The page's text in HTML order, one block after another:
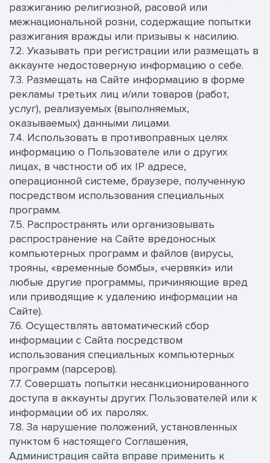
разжиганию религиозной, расовой или
межнациональной розни, содержащие попытки
разжигания вражды или призывы к насилию.
7.2. Указывать при регистрации или размещать в
аккаунте недостоверную информацию о себе.
7.3. Размещать на Сайте информацию в форме
рекламы третьих лиц и/или товаров (работ,
услуг), реализуемых (выполняемых,
оказываемых) данными лицами.
7.4. Использовать в противоправных целях
информацию о Пользователе или о других
лицах, в частности об их IP адресе,
операционной системе, браузере, полученную
посредством использования специальных
программ.
7.5. Распространять или организовывать
распространение на Сайте вредоносных
компьютерных программ и файлов (вирусы,
трояны, «временные бомбы», «червяки» или
любые другие программы, причиняющие вред
или приводящие к удалению информации на
Сайте).
7.6. Осуществлять автоматический сбор
информации с Сайта посредством
использования специальных компьютерных
программ (парсеров).
7.7. Совершать попытки несанкционированного
доступа в аккаунты других Пользователей или к
информации об их паролях.
7.8. За нарушение положений, установленных
пунктом 6 настоящего Соглашения,
Администрация сайта вправе применить к